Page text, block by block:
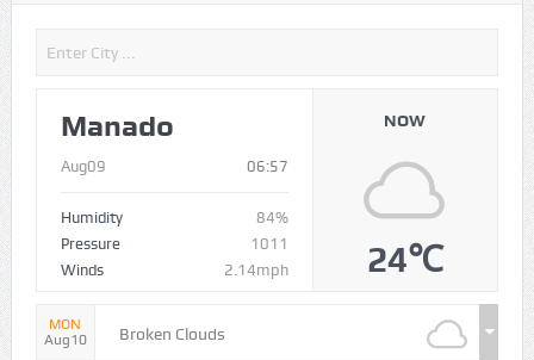
Manado
Aug09 06:57
Humidity
84%
Pressure
1011
Winds
2.14mph
NOW
24℃
MON
Aug10
Broken Clouds